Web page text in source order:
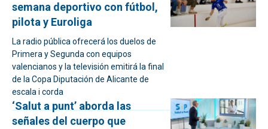
semana deportivo con fútbol,
pilota y Euroliga
La radio pública ofrecerá los duelos de
Primera y Segunda con equipos
valencianos y la televisión emitirá la final
de la Copa Diputación de Alicante de
escala i corda
‘Salut a punt’ aborda las
señales del cuerpo que